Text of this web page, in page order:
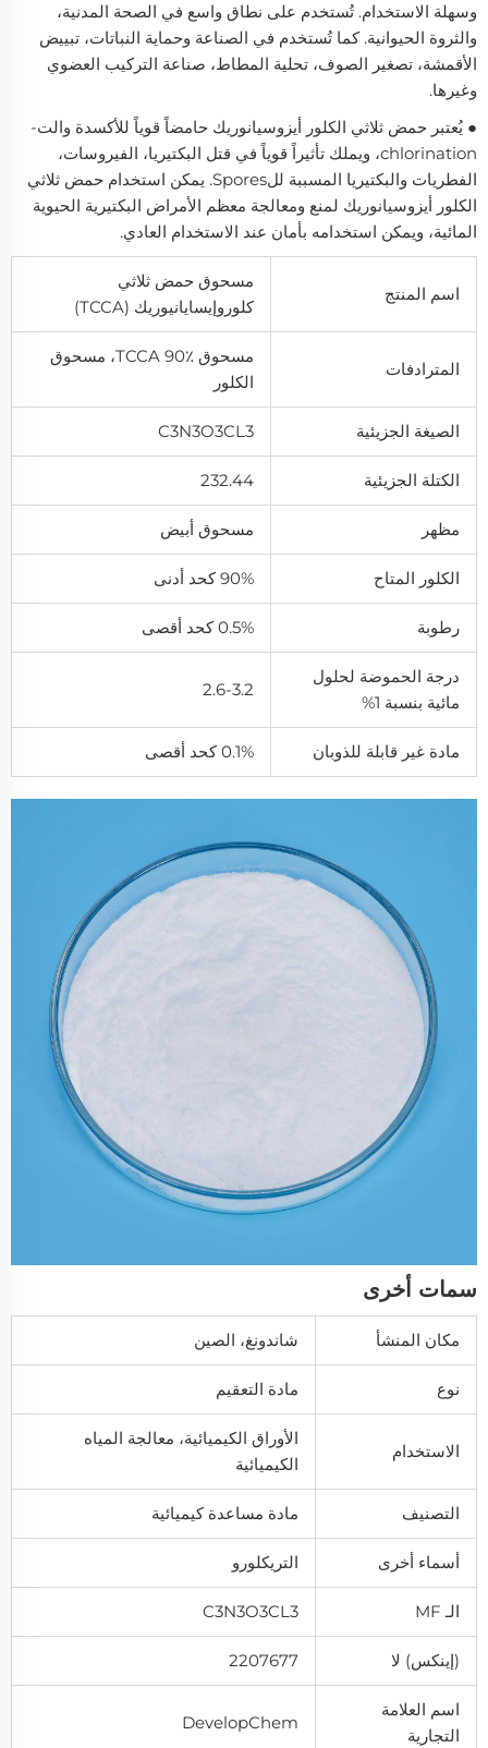
وسهلة الاستخدام. تُستخدم على نطاق واسع في الصحة المدنية،
والثروة الحيوانية. كما تُستخدم في الصناعة وحماية النباتات، تبييض
الأقمشة، تصغير الصوف، تحلية المطاط، صناعة التركيب العضوي
وغيرها.
● يُعتبر حمض ثلاثي الكلور أيزوسيانوريك حامضاً قوياً للأكسدة والت-
chlorination، ويملك تأثيراً قوياً في قتل البكتيريا، الفيروسات،
الفطريات والبكتيريا المسببة للSpores. يمكن استخدام حمض ثلاثي
الكلور أيزوسيانوريك لمنع ومعالجة معظم الأمراض البكتيرية الحيوية
المائية، ويمكن استخدامه بأمان عند الاستخدام العادي.
اسم المنتج
مسحوق حمض ثلاثي
كلوروإيسايانيوريك (TCCA)
المترادفات
مسحوق TCCA 90٪، مسحوق
الكلور
الصيغة الجزيئية C3N3O3CL3
الكتلة الجزيئية 232.44
مظهر مسحوق أبيض
الكلور المتاح 90% كحد أدنى
رطوبة 0.5% كحد أقصى
درجة الحموضة لحلول
مائية بنسبة 1%
2.6-3.2
مادة غير قابلة للذوبان 0.1% كحد أقصى
سمات أخرى
مكان المنشأ شاندونغ، الصين
نوع مادة التعقيم
الاستخدام
الأوراق الكيميائية، معالجة المياه
الكيميائية
التصنيف مادة مساعدة كيميائية
أسماء أخرى التريكلورو
الـ MF C3N3O3CL3
(إينكس) لا 2207677
اسم العلامة
التجارية
DevelopChem